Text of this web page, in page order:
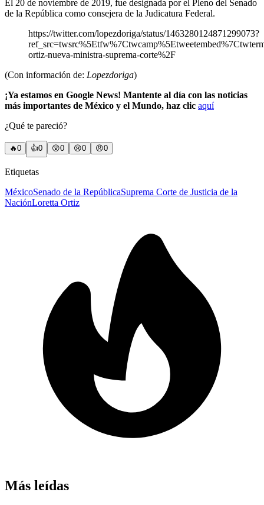
El 20 de noviembre de 2019, fue designada por el Pleno del Senado
de la República como consejera de la Judicatura Federal.
https://twitter.com/lopezdoriga/status/1463280124871299073?
ortiz-nueva-ministra-suprema-corte%2F
(Con información de: Lopezdoriga)
¡Ya estamos en Google News! Mantente al día con las noticias
más importantes de México y el Mundo, haz clic aquí
¿Qué te pareció?
🔥0 👍0 😲0 😢0 😠0
Etiquetas
MéxicoSenado de la RepúblicaSuprema Corte de Justicia de la
NaciónLoretta Ortiz
Más leídas